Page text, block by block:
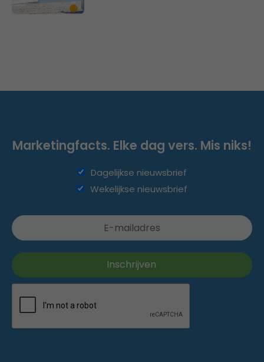
Marketingfacts. Elke dag vers. Mis niks!
Dagelijkse nieuwsbrief
Wekelijkse nieuwsbrief